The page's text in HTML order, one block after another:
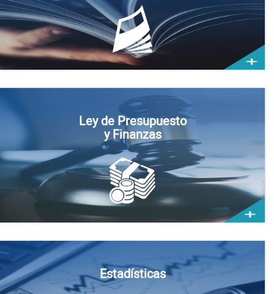
Ley de Presupuesto
y Finanzas
​​​​​​​​​​​​​Estadísticas